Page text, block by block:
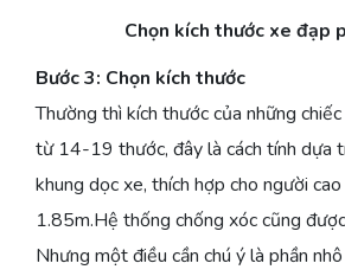
Chọn kích thước xe đạp
Bước 3: Chọn kích thước
Thường thì kích thước của những
từ 14-19 thước, đây là cách tính dựa
khung dọc xe, thích hợp cho người
1.85m.Hệ thống chống xóc cũng
Nhưng một điều cần chú ý là phần